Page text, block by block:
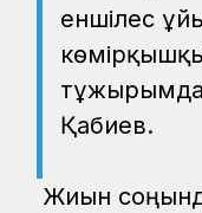
еншілес
Қабиев.
Жиын